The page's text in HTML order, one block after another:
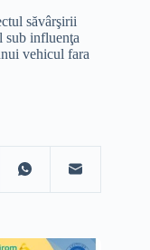
săvârşirii
sub influenţa
vehicul fara